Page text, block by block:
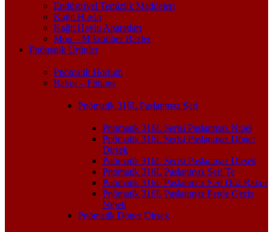
Endüstriyel Temizlik Maddeleri
Kağıt Havlu
Kağıt Havlu Aparatları
Mop – Mikrofiber Bezler
Pnömatik Ürünler
Pnömatik Hortum
Rakor – Fittings
Pnömatik 316L Paslanmaz Seri
Pnömatik 316L Serisi Paslanmaz Nipel
Pnömatik 316L Serisi Paslanmaz Döner
Dirsek
Pnömatik 316L Serisi Paslanmaz Dirsek
Pnömatik 316L Paslanmaz Seri Te
Pnömatik 316L Paslanmaz Seri Düz Rakor
Pnömatik 316L Paslanmaz Perde Geçiş
Nipeli
Pnömatik Döner Dirsek